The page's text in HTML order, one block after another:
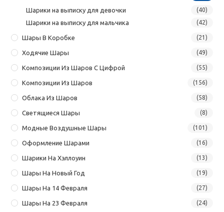
Шарики на выписку для девочки (40)
Шарики на выписку для мальчика (42)
Шары В Коробке (21)
Ходячие Шары (49)
Композиции Из Шаров С Цифрой (55)
Композиции Из Шаров (156)
Облака Из Шаров (58)
Светящиеся Шары (8)
Модные Воздушные Шары (101)
Оформление Шарами (16)
Шарики На Хэллоуин (13)
Шары На Новый Год (19)
Шары На 14 Февраля (27)
Шары На 23 Февраля (24)